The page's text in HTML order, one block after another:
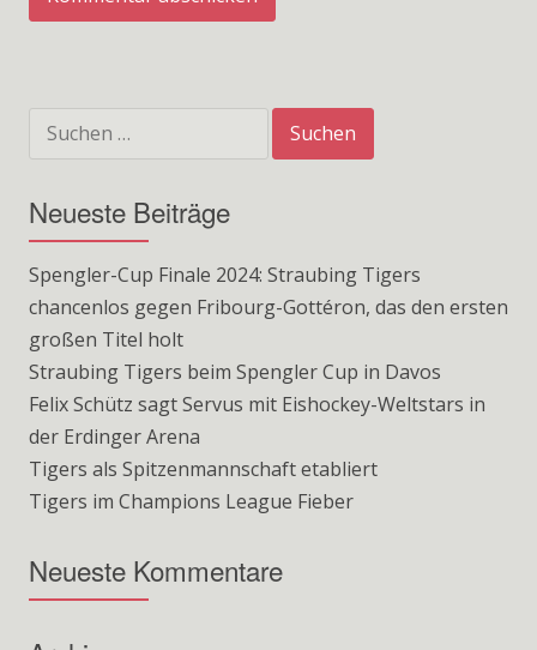
nach:
Neueste Beiträge
Spengler-Cup Finale 2024: Straubing Tigers
chancenlos gegen Fribourg-Gottéron, das den ersten
großen Titel holt
Straubing Tigers beim Spengler Cup in Davos
Felix Schütz sagt Servus mit Eishockey-Weltstars in
der Erdinger Arena
Tigers als Spitzenmannschaft etabliert
Tigers im Champions League Fieber
Neueste Kommentare